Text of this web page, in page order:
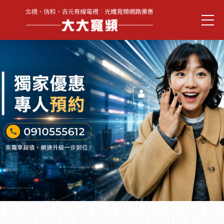
新竹網路與第四台
選擇｜北視寬頻、
光纖網路、tbc北視
有線電視服務，提
供高速網路與最佳
娛樂體驗